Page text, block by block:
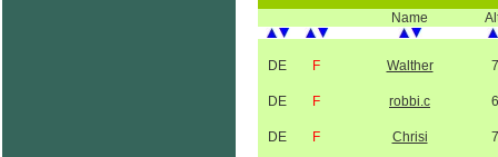
Name
DE F Walther
DE F robbi.c
DE F Chrisi